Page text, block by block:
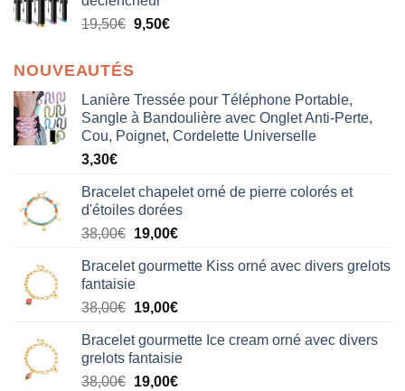
19,50€ 9,50€
NOUVEAUTÉS
Lanière Tressée pour Téléphone Portable,
Sangle à Bandoulière avec Onglet Anti-Perte,
Cou, Poignet, Cordelette Universelle
3,30€
Bracelet chapelet orné de pierre colorés et
d'étoiles dorées
38,00€ Le
initial
était :
38,00€.
19,00€Le
actuel
19,00€.
Bracelet gourmette Kiss orné avec divers grelots
fantaisie
38,00€ Le
initial
était :
38,00€.
19,00€Le
actuel
est :
19,00€.
Bracelet gourmette Ice cream orné avec divers
grelots fantaisie
38,00€ Le
19,00€Le